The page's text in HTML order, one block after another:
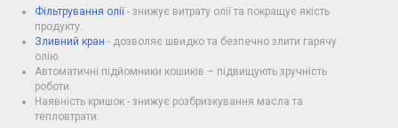
Фільтрування олії- знижує витрату олії та покращує якість
продукту.
Зливний кран - дозволяє швидко та безпечно злити гарячу
олію.
Автоматичні підйомники кошиків – підвищують зручність
роботи.
Наявність кришок - знижує розбризкування масла та
тепловтрати.